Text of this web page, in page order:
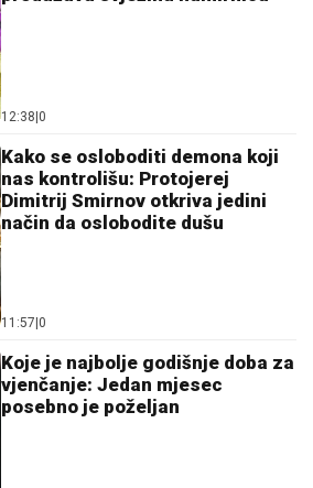
12:38 0
Kako se osloboditi demona koji
nas kontrolišu: Protojerej
Dimitrij Smirnov otkriva jedini
način da oslobodite dušu
11:57 0
Koje je najbolje godišnje doba za
vjenčanje: Jedan mjesec
posebno je poželjan